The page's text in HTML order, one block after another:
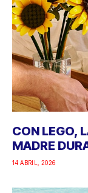
CON LEGO,
MADRE
14 ABRIL, 2026